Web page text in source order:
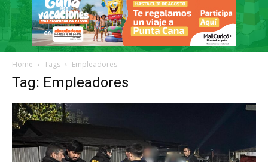
Home Tags Empleadores
Tag: Empleadores